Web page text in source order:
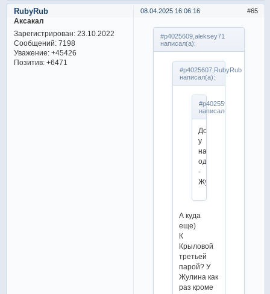
65
08.04.2025 16:06:16
RubyRub
Аксакал
Зарегистрирован: 23.10.2022
Сообщений:7198
Уважение: +45426
Позитив: +6471
#p4025609,aleksey71
написал(а):
#p4025607,RubyRub
написал(а):
#p4025598,aleksey71
написал(а):
Дорога
у
нас
одна
-
Жулин.
А куда
еще)
К
Крыловой
третьей
парой? У
Жулина как
раз кроме